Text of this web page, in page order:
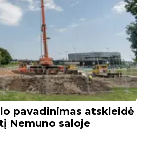
pavadinimas atskleidė
Nemuno saloje